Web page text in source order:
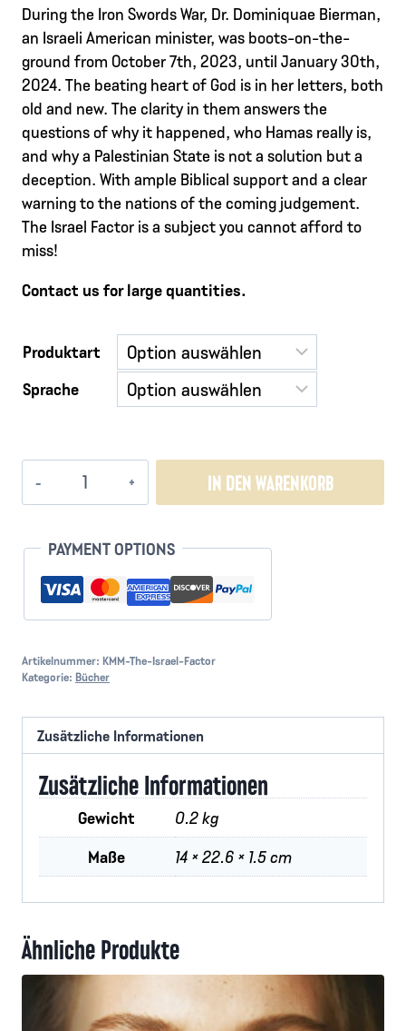
During the Iron Swords War, Dr. Dominiquae Bierman,
an Israeli American minister, was boots-on-the-
ground from October 7th, 2023, until January 30th,
2024. The beating heart of God is in her letters, both
old and new. The clarity in them answers the
questions of why it happened, who Hamas really is,
and why a Palestinian State is not a solution but a
deception. With ample Biblical support and a clear
warning to the nations of the coming judgement.
The Israel Factor is a subject you cannot afford to
miss!
Contact us for large quantities.
Produktart
Sprache
Menge
IN DEN WARENKORB
PAYMENT OPTIONS
Artikelnummer: KMM-The-Israel-Factor
Kategorie: Bücher
Zusätzliche Informationen
Zusätzliche Informationen
Gewicht 0.2 kg
Maße 14 × 22.6 × 1.5 cm
Ähnliche Produkte